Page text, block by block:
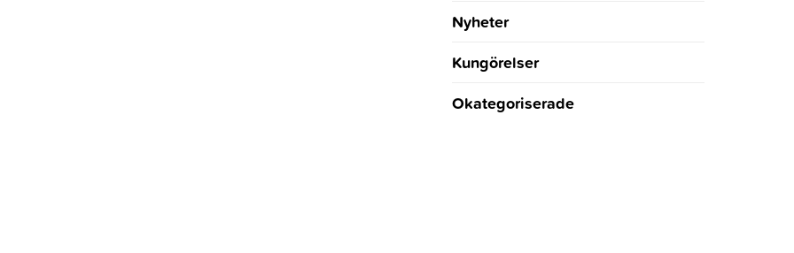
Nyheter
Kungörelser
Okategoriserade